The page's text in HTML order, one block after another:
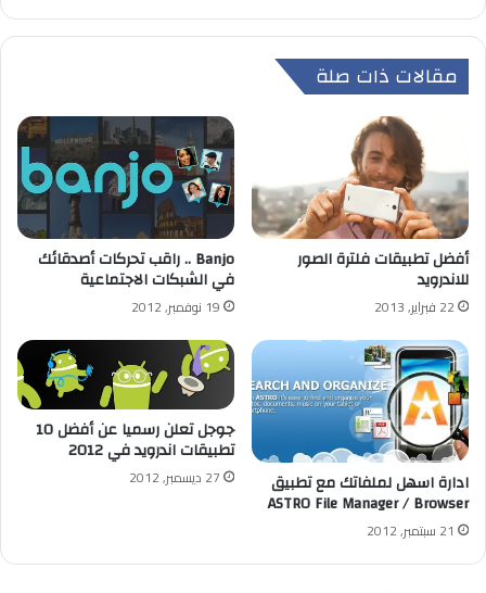
مقالات ذات صلة
أفضل تطبيقات فلترة الصور
للاندرويد
22 فبراير, 2013
Banjo .. راقب تحركات أصدقائك
في الشبكات الاجتماعية
19 نوفمبر, 2012
ادارة اسهل لملفاتك مع تطبيق
ASTRO File Manager / Browser
21 سبتمبر, 2012
جوجل تعلن رسميا عن أفضل 10
تطبيقات اندرويد في 2012
27 ديسمبر, 2012